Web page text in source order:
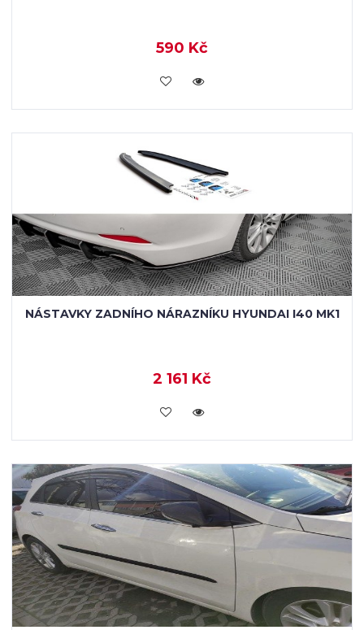
590 Kč
KOUPIT
NÁSTAVKY ZADNÍHO NÁRAZNÍKU HYUNDAI I40 MK1
2 161 Kč
KOUPIT